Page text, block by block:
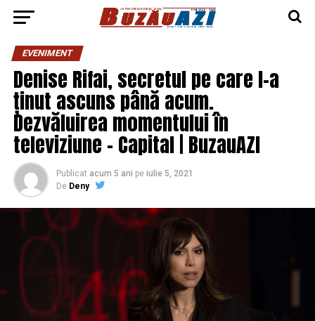
EVENIMENT
Denise Rifai, secretul pe care l-a
ținut ascuns până acum.
Dezvăluirea momentului în
televiziune – Capital | BuzauAZI
Publicat acum 5 ani pe iulie 5, 2021
De Deny